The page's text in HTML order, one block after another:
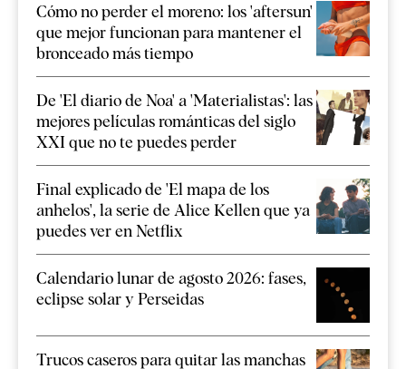
Cómo no perder el moreno: los 'aftersun'
que mejor funcionan para mantener el
bronceado más tiempo
De 'El diario de Noa' a 'Materialistas': las
mejores películas románticas del siglo
XXI que no te puedes perder
Final explicado de 'El mapa de los
anhelos', la serie de Alice Kellen que ya
puedes ver en Netflix
Calendario lunar de agosto 2026: fases,
eclipse solar y Perseidas
Trucos caseros para quitar las manchas